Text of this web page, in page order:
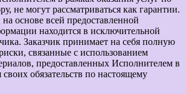
не могут рассматриваться как гарантии.
основе всей предоставленной
находится в исключительной
Заказчик принимает на себя полную
связанные с использованием
предоставленных Исполнителем в
обязательств по настоящему